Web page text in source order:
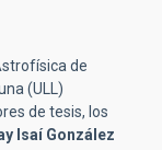
de
(ULL)
de tesis, los
Isaí González